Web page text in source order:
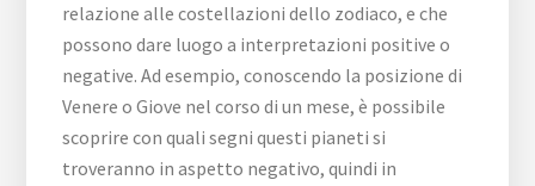
relazione alle costellazioni dello zodiaco, e che
possono dare luogo a interpretazioni positive o
negative. Ad esempio, conoscendo la posizione di
Venere o Giove nel corso di un mese, è possibile
scoprire con quali segni questi pianeti si
troveranno in aspetto negativo, quindi in